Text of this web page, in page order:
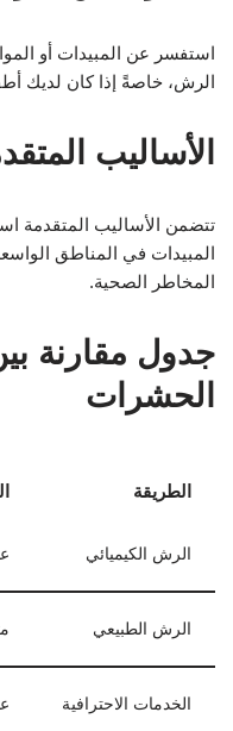
استفسر عن المبيدات أو
الرش، خاصةً إذا كان لديك
الأساليب
تتضمن الأساليب المتقدمة
المبيدات في المناطق
المخاطر الصحية.
جدول مقارنة
الحشرات
الطريقة
الرش الكيميائي
الرش الطبيعي
الخدمات الاحترافية